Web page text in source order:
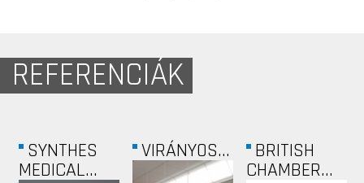
REFERENCIÁK
SYNTHES
MEDICAL...
VIRÁNYOS...
BRITISH
CHAMBER...